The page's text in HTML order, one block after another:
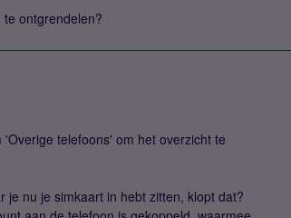
ontgrendelen?
telefoons' om het overzicht te
je nu je simkaart in hebt zitten, klopt dat?